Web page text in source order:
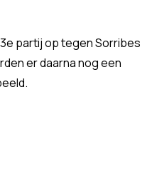
partij op tegen Sorribes
er daarna nog een